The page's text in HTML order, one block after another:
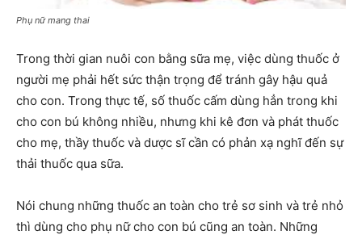
Phụ nữ mang thai
Trong thời gian nuôi con bằng sữa mẹ, việc dùng thuốc ở
người mẹ phải hết sức thận trọng để tránh gây hậu quả
cho con. Trong thực tế, số thuốc cấm dùng hẳn trong khi
cho con bú không nhiều, nhưng khi kê đơn và phát thuốc
cho mẹ, thầy thuốc và dược sĩ cần có phản xạ nghĩ đến sự
thải thuốc qua sữa.
Nói chung những thuốc an toàn cho trẻ sơ sinh và trẻ nhỏ
thì dùng cho phụ nữ cho con bú cũng an toàn. Những